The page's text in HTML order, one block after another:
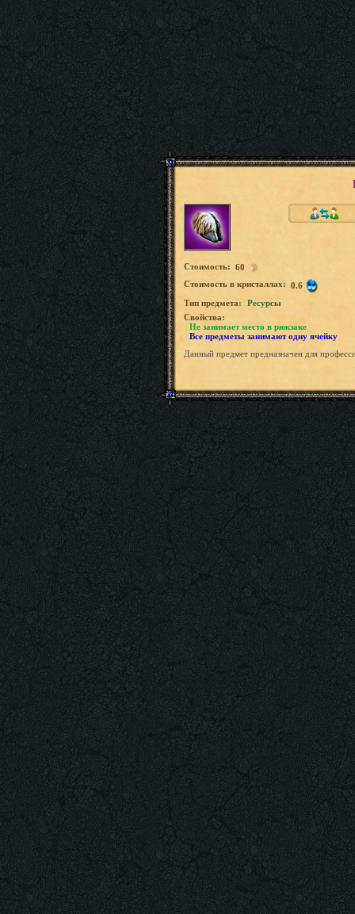
Стоимость: 60
Стоимость в кристаллах: 0.6
Tип предмета:
Ресурсы
Свойства:
Не занимает место в рюкзаке
Все предметы занимают одну ячейку
Данный предмет предназначен для